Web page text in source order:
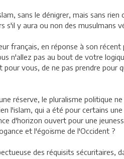
sans le dénigrer, mais sans
s'il y aura ou non des musulmans
français, en réponse à son
n'allez pas au bout de votre
vous, de ne pas prendre pour
réserve, le pluralisme politique
l'islam, qui a été pour certains
d'horizon ouvert pour une
et l'égoïsme de l'Occident ?
des réquisits sécuritaires,